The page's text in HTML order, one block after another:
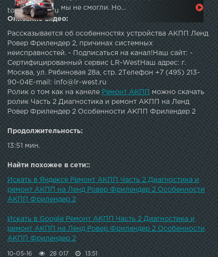
мы не смогли. Но…
topautotube.ru
Описание видео:
Рассказывается об особенностях устройства АКПП Ленд
Ровер Фрилендер 2, причинах системных
неисправностей. - Подписаться на канал!Наш сайт: -
Cертифицированный сервис LR-WestНаш адрес: г.
Москва, ул. Рябиновая 28а, стр. 2Телефон +7 (495) 213-
90-04E-mail: info@lr-west.ru
Ролик о том как на канеле Ремонт АКППможно скачать
ролик Часть 2 Диагностика и ремонт АКПП на Ленд
Ровер Фрилендер 2 Особенности АКПП Фрилендер 2
Продолжительность:
13:51 мин.
Найти похожее в сети::
Искать в Яндексе Ремонт АКПП Часть 2 Диагностика и
ремонт АКПП на Ленд Ровер Фрилендер 2 Особенности
АКПП Фрилендер 2
Искать в Google Ремонт АКПП Часть 2 Диагностика и
ремонт АКПП на Ленд Ровер Фрилендер 2 Особенности
АКПП Фрилендер 2
10-05-16 28 017 13:51